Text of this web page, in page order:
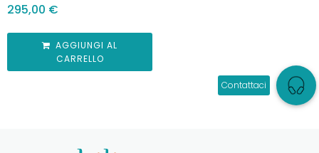
295,00 €
AGGIUNGI AL
CARRELLO